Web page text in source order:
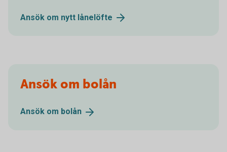
Ansök om nytt lånelöfte
Ansök om bolån
Ansök om bolån